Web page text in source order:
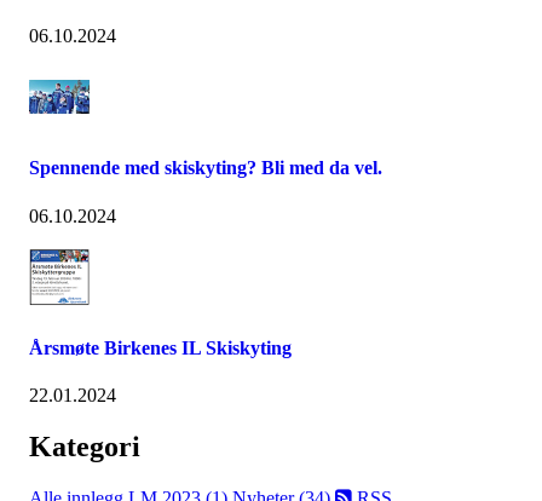
06.10.2024
Spennende med skiskyting? Bli med da vel.
06.10.2024
Årsmøte Birkenes IL Skiskyting
22.01.2024
Kategori